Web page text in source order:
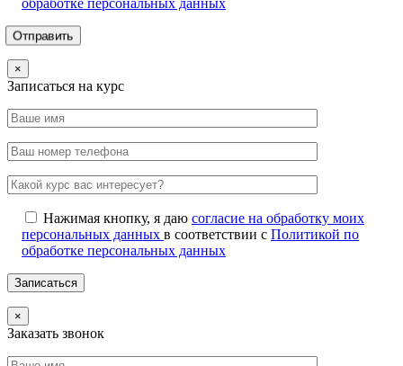
обработке персональных данных
×
Записаться на курс
Нажимая кнопку, я даю согласие на обработку моих
персональных данных в соответствии с Политикой по
обработке персональных данных
×
Заказать звонок